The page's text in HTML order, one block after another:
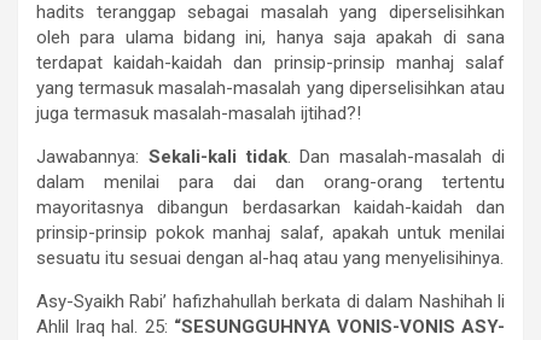
hadits teranggap sebagai masalah yang diperselisihkan
oleh para ulama bidang ini, hanya saja apakah di sana
terdapat kaidah-kaidah dan prinsip-prinsip manhaj salaf
yang termasuk masalah-masalah yang diperselisihkan atau
juga termasuk masalah-masalah ijtihad?!
Jawabannya: Sekali-kali tidak. Dan masalah-masalah di
dalam menilai para dai dan orang-orang tertentu
mayoritasnya dibangun berdasarkan kaidah-kaidah dan
prinsip-prinsip pokok manhaj salaf, apakah untuk menilai
sesuatu itu sesuai dengan al-haq atau yang menyelisihinya.
Asy-Syaikh Rabi’ hafizhahullah berkata di dalam Nashihah li
Ahlil Iraq hal. 25: “SESUNGGUHNYAVONIS-VONIS ASY-